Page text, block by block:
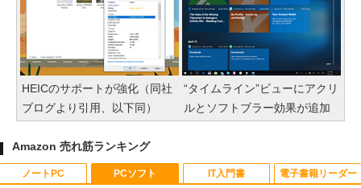
HEICのサポートが強化（同社
ブログより引用、以下同）
“タイムライン”ビューにアクリ
ルとソフトブラー効果が追加
Amazon 売れ筋ランキング
ノートPC PCソフト IT入門書 電子書籍リーダー